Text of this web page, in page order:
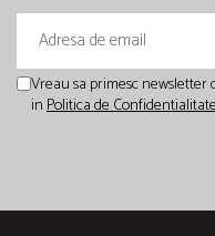
Vreau sa primesc
inPolitica de